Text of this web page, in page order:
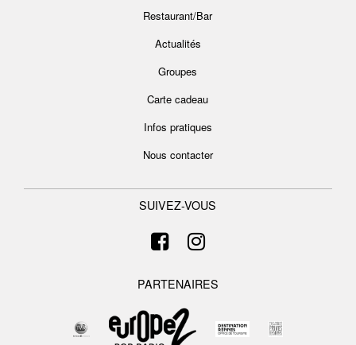
Restaurant/Bar
Actualités
Groupes
Carte cadeau
Infos pratiques
Nous contacter
SUIVEZ-VOUS
PARTENAIRES